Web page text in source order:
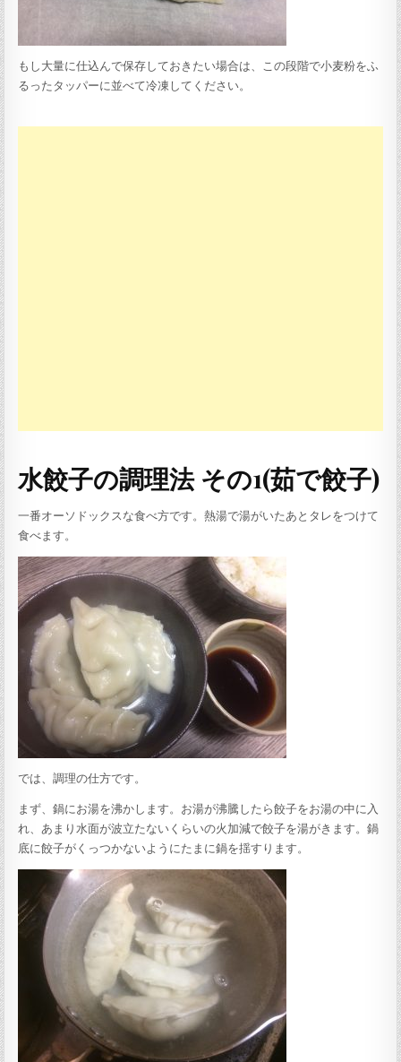
もし大量に仕込んで保存しておきたい場合は、この段階で小麦粉をふ
るったタッパーに並べて冷凍してください。
水餃子の調理法 その1(茹で餃子)
一番オーソドックスな食べ方です。熱湯で湯がいたあとタレをつけて
食べます。
では、調理の仕方です。
まず、鍋にお湯を沸かします。お湯が沸騰したら餃子をお湯の中に入
れ、あまり水面が波立たないくらいの火加減で餃子を湯がきます。鍋
底に餃子がくっつかないようにたまに鍋を揺すります。